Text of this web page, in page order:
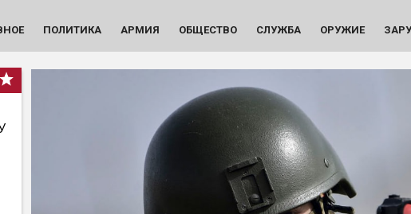
ПОЛИТИКА АРМИЯ ОБЩЕСТВО СЛУЖБА ОРУЖИЕ